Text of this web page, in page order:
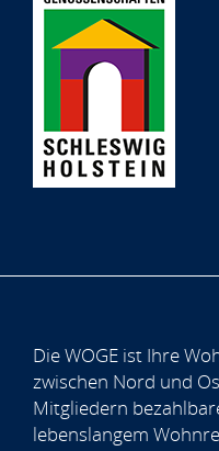
Die WOGE ist Ihre
zwischen Nord und
Mitgliedern
lebenslangem